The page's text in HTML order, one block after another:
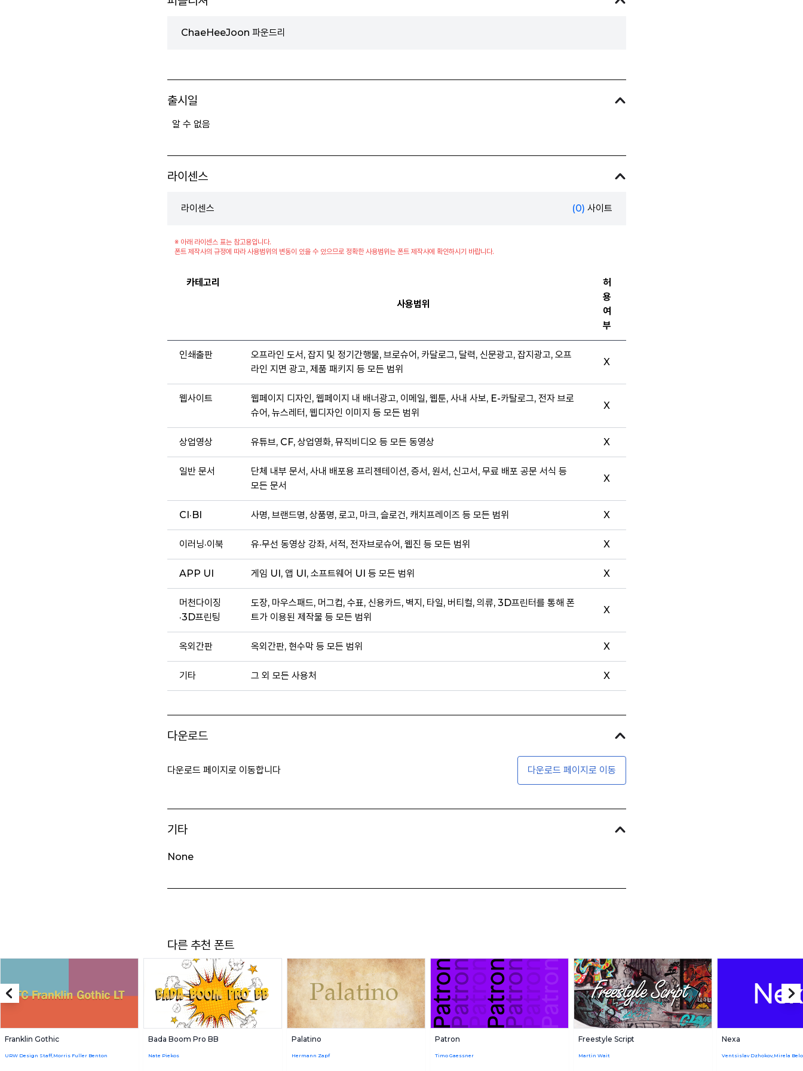
ChaeHeeJoon 파운드리
출시일
알 수 없음
라이센스
라이센스 (0) 사이트
※ 아래 라이센스 표는 참고용입니다.
폰트 제작사의 규정에 따라 사용범위의 변동이 있을 수 있으므로 정확한 사용범위는 폰트 제작사에 확인하시기 바랍니다.
카테고리
사용범위
허
용
여
부
인쇄출판
오프라인 도서, 잡지 및 정기간행물, 브로슈어, 카달로그, 달력, 신문광고, 잡지광고, 오프
라인 지면 광고, 제품 패키지 등 모든 범위
X
웹사이트
웹페이지 디자인, 웹페이지 내 배너광고, 이메일, 웹툰, 사내 사보, E-카탈로그, 전자 브로
슈어, 뉴스레터, 웹디자인 이미지 등 모든 범위
X
상업영상 유튜브, CF, 상업영화, 뮤직비디오 등 모든 동영상 X
일반 문서
단체 내부 문서, 사내 배포용 프리젠테이션, 증서, 원서, 신고서, 무료 배포 공문 서식 등
모든 문서
X
CI·BI 사명, 브랜드명, 상품명, 로고, 마크, 슬로건, 캐치프레이즈 등 모든 범위 X
이러닝·이북 유·무선 동영상 강좌, 서적, 전자브로슈어, 웹진 등 모든 범위 X
APP UI 게임 UI, 앱 UI, 소프트웨어 UI 등 모든 범위 X
머천다이징
·3D프린팅
도장, 마우스패드, 머그컵, 수표, 신용카드, 벽지, 타일, 버티컬, 의류, 3D프린터를 통해 폰
트가 이용된 제작물 등 모든 범위
X
옥외간판 옥외간판, 현수막 등 모든 범위 X
기타 그 외 모든 사용처 X
다운로드
다운로드 페이지로 이동합니다 다운로드 페이지로 이동
기타
None
다른 추천 폰트
Franklin Gothic
URW Design Staff,Morris Fuller Benton
Bada Boom Pro BB
Nate Piekos
Palatino
Hermann Zapf
Patron
Timo Gaessner
Freestyle Script
Martin Wait
Nexa